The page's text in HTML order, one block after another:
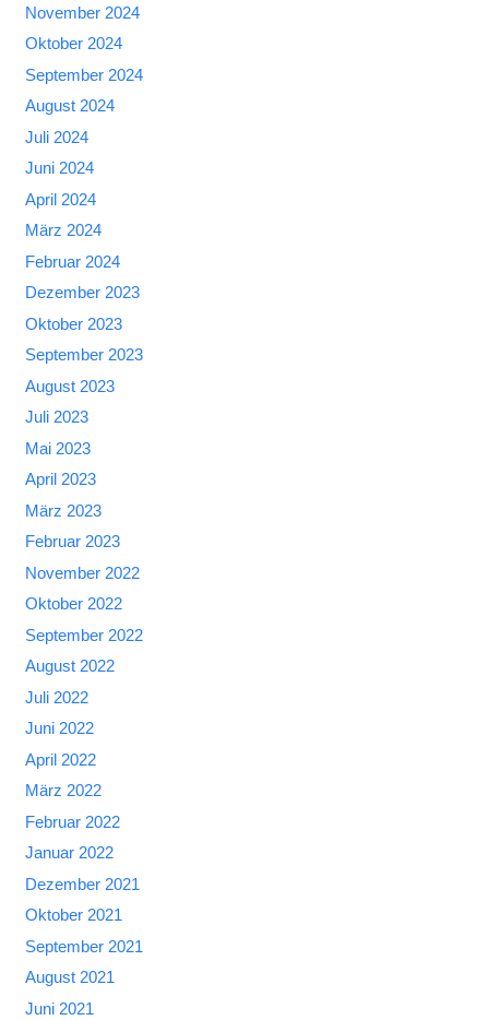
November 2024
Oktober 2024
September 2024
August 2024
Juli 2024
Juni 2024
April 2024
März 2024
Februar 2024
Dezember 2023
Oktober 2023
September 2023
August 2023
Juli 2023
Mai 2023
April 2023
März 2023
Februar 2023
November 2022
Oktober 2022
September 2022
August 2022
Juli 2022
Juni 2022
April 2022
März 2022
Februar 2022
Januar 2022
Dezember 2021
Oktober 2021
September 2021
August 2021
Juni 2021